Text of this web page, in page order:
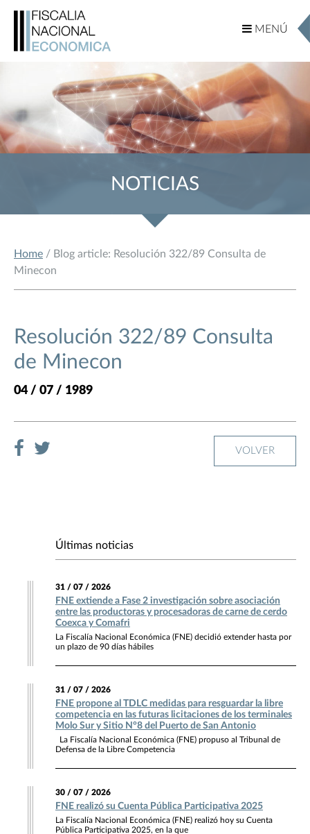
MENÚ
MENÚ
NOTICIAS
Home / Blog article: Resolución 322/89 Consulta de
Minecon
Resolución 322/89 Consulta
de Minecon
04 / 07 / 1989
VOLVER
Últimas noticias
31 / 07 / 2026
FNE extiende a Fase 2 investigación sobre asociación
entre las productoras y procesadoras de carne de cerdo
Coexca y Comafri
La Fiscalía Nacional Económica (FNE) decidió extender hasta por
un plazo de 90 días hábiles
31 / 07 / 2026
FNE propone al TDLC medidas para resguardar la libre
competencia en las futuras licitaciones de los terminales
Molo Sur y Sitio N°8 del Puerto de San Antonio
La Fiscalía Nacional Económica (FNE) propuso al Tribunal de
Defensa de la Libre Competencia
30 / 07 / 2026
FNE realizó su Cuenta Pública Participativa 2025
La Fiscalía Nacional Económica (FNE) realizó hoy su Cuenta
Pública Participativa 2025, en la que